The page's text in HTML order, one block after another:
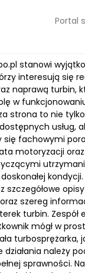
Portal
stanowi
interesują się
naprawą turbin,
w
strona to nie
usług,
się fachowymi
motoryzacji
szczegółowe
szereg
turbin. Zespół
mógł w
turbosprężarka,
działania należy
sprawności.